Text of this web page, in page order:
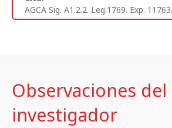
AGCA Sig. A1.2.2. Leg.1769. Exp.
Observaciones del
investigador